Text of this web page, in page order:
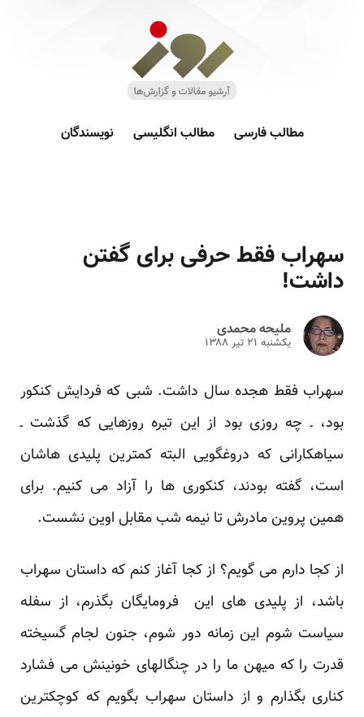
مطالب فارسی مطالب انگلیسی نویسندگان
سهراب فقط حرفی برای گفتن
داشت!
ملیحه محمدی
یکشنبه ۲۱ تير ۱۳۸۸
سهراب فقط هجده سال داشت. شبی که فردایش کنکور
بود، ـ چه روزی بود از این تیره روزهایی که گذشت ـ
سیاهکارانی که دروغگویی البته کمترین پلیدی هاشان
است، گفته بودند، کنکوری ها را آزاد می کنیم. برای
همین پروین مادرش تا نیمه شب مقابل اوین نشست.
از کجا دارم می گویم؟ از کجا آغاز کنم که داستان سهراب
باشد، از پلیدی های این فرومایگان بگذرم، از سفله
سیاست شوم این زمانه دور شوم، جنون لجام گسیخته
قدرت را که میهن ما را در چنگالهای خونینش می فشارد
کناری بگذارم و از داستان سهراب بگویم که کوچکترین